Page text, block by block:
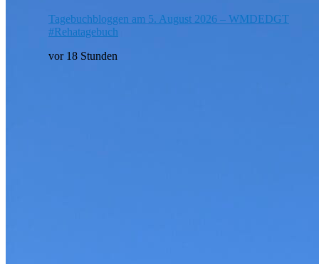
Tagebuchbloggen am 5. August 2026 – WMDEDGT
#Rehatagebuch
vor 18 Stunden